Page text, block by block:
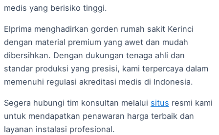
medis yang berisiko tinggi.
Elprima menghadirkan gorden rumah sakit Kerinci
dengan material premium yang awet dan mudah
dibersihkan. Dengan dukungan tenaga ahli dan
standar produksi yang presisi, kami terpercaya dalam
memenuhi regulasi akreditasi medis di Indonesia.
Segera hubungi tim konsultan melalui situs resmi kami
untuk mendapatkan penawaran harga terbaik dan
layanan instalasi profesional.